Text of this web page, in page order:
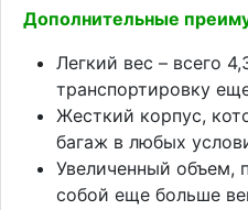
Дополнительные
Легкий вес – всего
транспортировку
Жесткий корпус,
багаж в любых
Увеличенный объем,
собой еще больше